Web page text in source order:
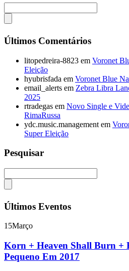
Últimos Comentários
litopedreira-8823 em Voronet
Eleição
hyubrisfada em Voronet Blue
email_alerts em Zebra Libra
2025
rtradegas em Novo Single e
RimaRussa
ydc.music.management em
Super Eleição
Pesquisar
Últimos Eventos
15Março
Korn + Heaven Shall Burn +
Pequeno Em 2017